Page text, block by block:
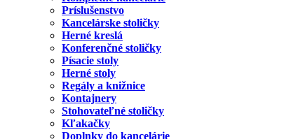
Príslušenstvo
Kancelárske stoličky
Herné kreslá
Konferenčné stoličky
Písacie stoly
Herné stoly
Regály a knižnice
Kontajnery
Stohovateľné stoličky
Kľakačky
Doplnky do kancelárie